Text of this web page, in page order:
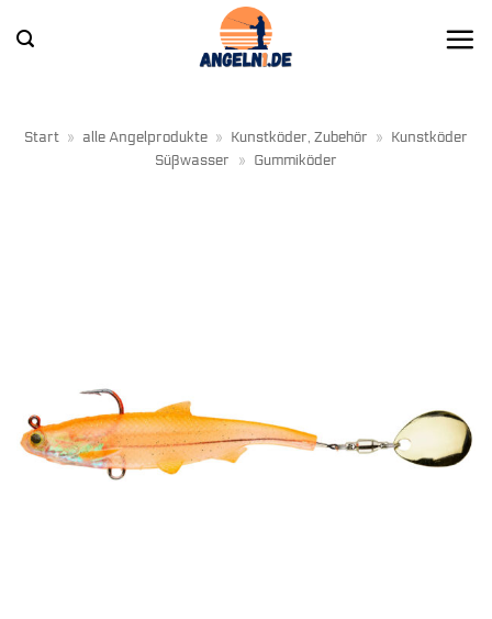
Inhalt
Start » alle Angelprodukte » Kunstköder, Zubehör » Kunstköder
Süßwasser
» Gummiköder